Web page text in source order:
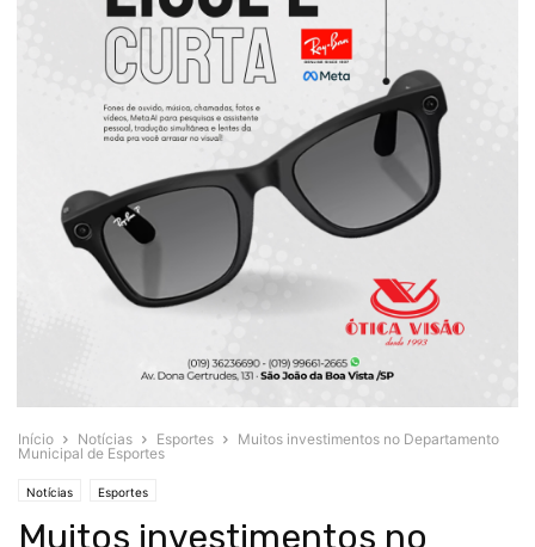
Início Notícias Esportes
Muitos investimentos no Departamento
Municipal de Esportes
Notícias Esportes
Muitos investimentos no